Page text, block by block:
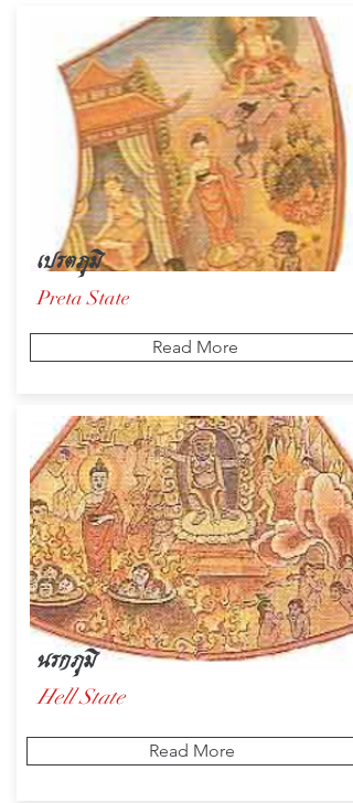
เปรตภูมิ
Preta State
Read More
นรกภูมิ
Hell State
Read More